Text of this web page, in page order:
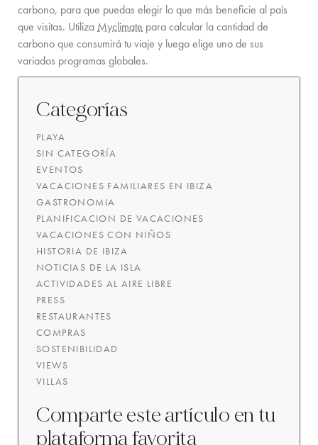
carbono, para que puedas elegir lo que más beneficie al país
que visitas. UtilizaMyclimate para calcular la cantidad de
carbono que consumirá tu viaje y luego elige uno de sus
variados programas globales.
Categorías
PLAYA
SIN CATEGORÍA
EVENTOS
VACACIONES FAMILIARES EN IBIZA
GASTRONOMIA
PLANIFICACION DE VACACIONES
VACACIONES CON NIÑOS
HISTORIA DE IBIZA
NOTICIAS DE LA ISLA
ACTIVIDADES AL AIRE LIBRE
PRESS
RESTAURANTES
COMPRAS
SOSTENIBILIDAD
VIEWS
VILLAS
Comparte este artículo en tu
plataforma favorita